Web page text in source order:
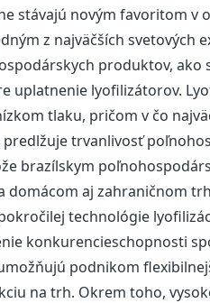
stávajú novým favoritom v
z najväčších svetových
produktov, ako
uplatnenie lyofilizátorov.
tlaku, pričom v čo
trvanlivosť
brazílskym
domácom aj zahraničnom
technológie
konkurencieschopnosti
podnikom
na trh. Okrem toho,